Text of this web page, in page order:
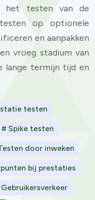
testen van de
op optionele
en aanpakken
vroeg stadium van
lange termijn tijd en
testen
# Spike testen
door inweken
bij prestaties